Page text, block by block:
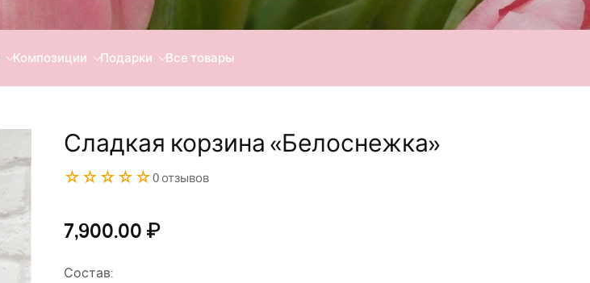
Композиции Подарки Все товары
Сладкая корзина «Белоснежка»
☆☆☆☆☆0 отзывов
7,900.00 ₽
Состав: